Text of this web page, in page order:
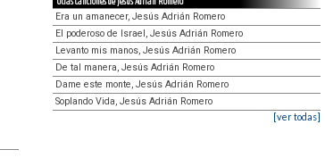
Era un amanecer, Jesús Adrián Romero
El poderoso de Israel, Jesús Adrián Romero
Levanto mis manos, Jesús Adrián Romero
De tal manera, Jesús Adrián Romero
Dame este monte, Jesús Adrián Romero
Soplando Vida, Jesús Adrián Romero
[ver todas]